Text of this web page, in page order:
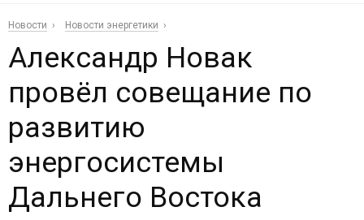
Новости Новости энергетики
Александр Новак
провёл совещание по
развитию
энергосистемы
Дальнего Востока